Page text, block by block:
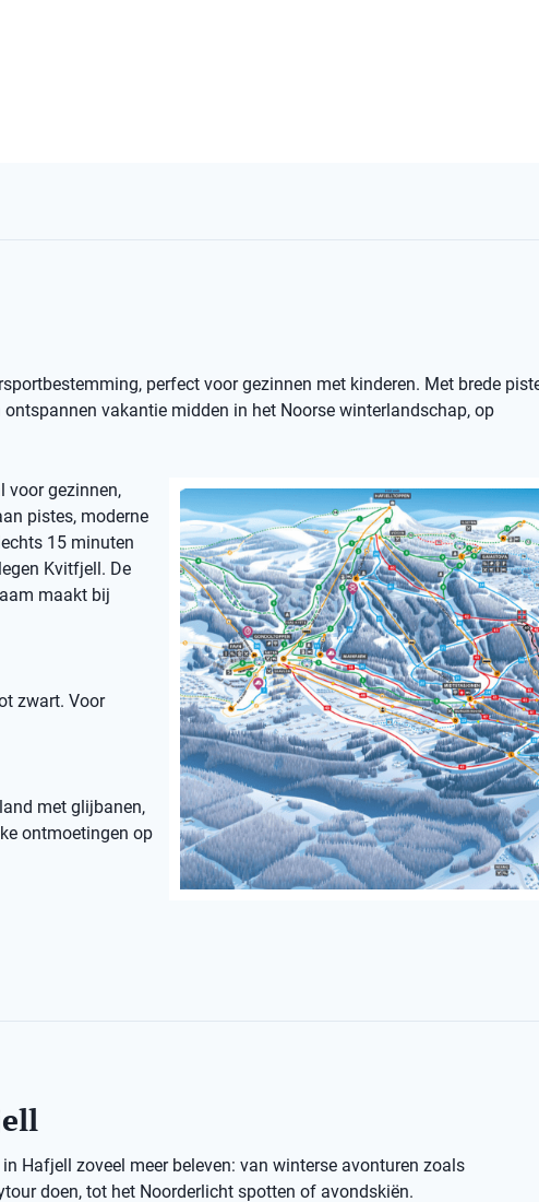
perfect voor gezinnen met kinderen. Met brede
vakantie midden in het Noorse winterlandschap, op
voor gezinnen,
pistes, moderne
15 minuten
Kvitfjell. De
maakt bij
zwart. Voor
met glijbanen,
ontmoetingen op
Hafjell zoveel meer beleven: van winterse avonturen zoals
doen, tot het Noorderlicht spotten of avondskiën.